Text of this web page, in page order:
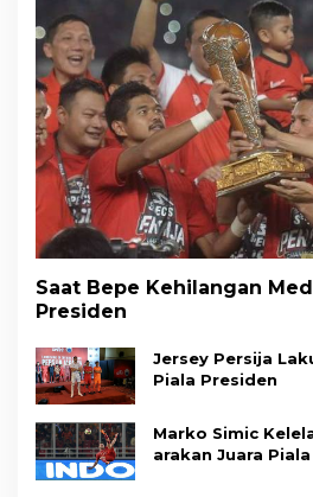
Saat Bepe Kehilangan
Presiden
Jersey Persija
Piala Presiden
Marko Simic
arakan Juara